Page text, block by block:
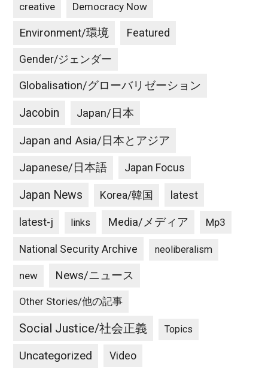
creative Democracy Now
Environment/環境 Featured
Gender/ジェンダー
Globalisation/グローバリゼーション
Jacobin Japan/日本
Japan and Asia/日本とアジア
Japanese/日本語 Japan Focus
Japan News Korea/韓国 latest
latest-j links Media/メディア Mp3
National Security Archive neoliberalism
new News/ニュース
Other Stories/他の記事
Social Justice/社会正義 Topics
Uncategorized Video